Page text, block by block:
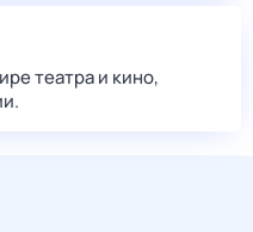
театра и кино,